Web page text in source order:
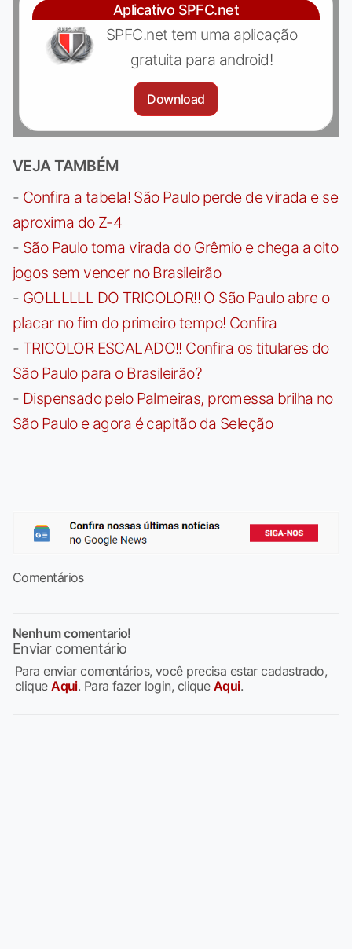
Aplicativo SPFC.net
SPFC.net tem uma aplicação
gratuita para android!
Download
VEJA TAMBÉM
- Confira a tabela! São Paulo perde de virada e se
aproxima do Z-4
- São Paulo toma virada do Grêmio e chega a oito
jogos sem vencer no Brasileirão
- GOLLLLLL DO TRICOLOR!! O São Paulo abre o
placar no fim do primeiro tempo! Confira
- TRICOLOR ESCALADO!! Confira os titulares do
São Paulo para o Brasileirão?
- Dispensado pelo Palmeiras, promessa brilha no
São Paulo e agora é capitão da Seleção
Comentários
Nenhum comentario!
Enviar comentário
Para enviar comentários, você precisa estar cadastrado,
cliqueAqui. Para fazer login, clique Aqui.